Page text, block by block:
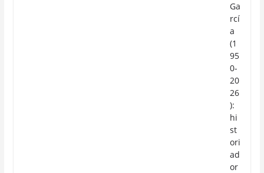
Ga
rcí
a
(1
95
0-
20
26
):
hi
st
ori
ad
or